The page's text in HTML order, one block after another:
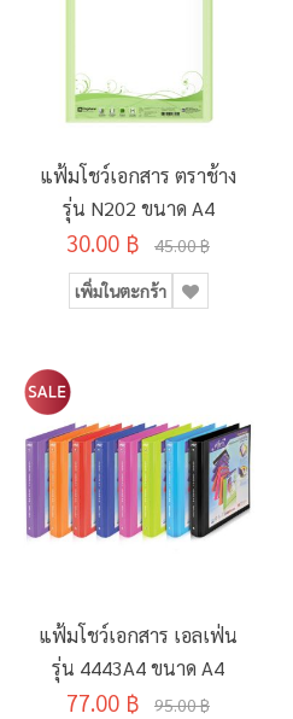
แฟ้มโชว์เอกสาร ตราช้าง
รุ่น N202 ขนาด A4
30.00 ฿ 45.00 ฿
เพิ่มในตะกร้า
แฟ้มโชว์เอกสาร เอลเฟ่น
รุ่น 4443A4 ขนาด A4
77.00 ฿ 95.00 ฿